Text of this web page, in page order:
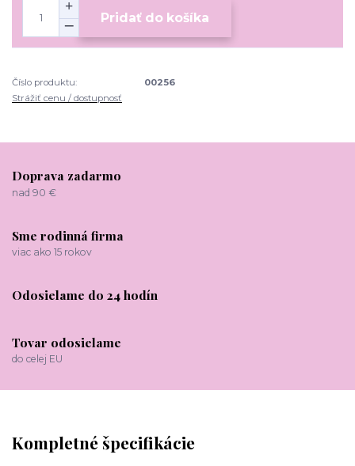
Pridať do košíka
Číslo produktu:
00256
Strážiť cenu / dostupnosť
Doprava zadarmo
nad 90 €
Sme rodinná firma
viac ako 15 rokov
Odosielame do 24 hodín
Tovar odosielame
do celej EU
Kompletné špecifikácie